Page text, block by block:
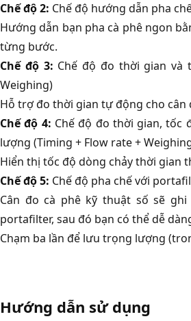
Chế độ 2: Chế độ hướng dẫn pha
Hướng dẫn bạn pha cà phê ngon
từng bước.
Chế độ 3: Chế độ đo thời gian và
Weighing)
Hỗ trợ đo thời gian tự động cho cân
Chế độ 4: Chế độ đo thời gian, tốc
lượng (Timing + Flow rate +
Hiển thị tốc độ dòng chảy thời gian
Chế độ 5: Chế độ pha chế với
Cân đo cà phê kỹ thuật số sẽ
portafilter, sau đó bạn có thể dễ
Chạm ba lần để lưu trọng lượng
Hướng dẫn sử dụng